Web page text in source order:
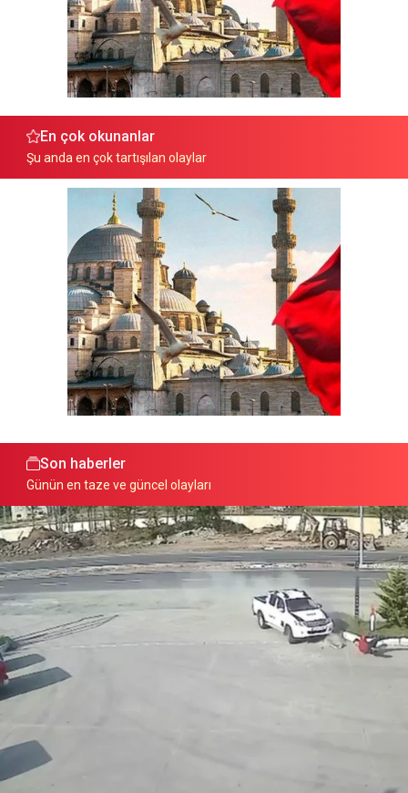
En çok okunanlar
Şu anda en çok tartışılan olaylar
Son haberler
Günün en taze ve güncel olayları